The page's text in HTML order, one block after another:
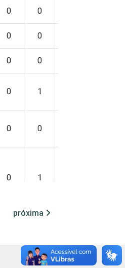
0 0
0 0
0 0
0 1
0 0
0 1
próxima